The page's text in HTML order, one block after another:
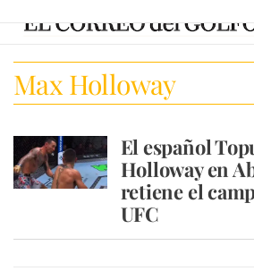
Max Holloway
El español
Holloway en
retiene el
UFC